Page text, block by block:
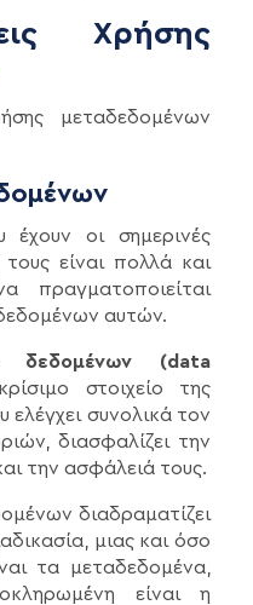
Χρήσης
μεταδεδομένων
οι σημερινές
τους είναι πολλά και
πραγματοποιείται
αυτών.
δεδομένων (data
στοιχείο της
ελέγχει συνολικά τον
διασφαλίζει την
την ασφάλειά τους.
διαδραματίζει
μιας και όσο
τα μεταδεδομένα,
είναι η